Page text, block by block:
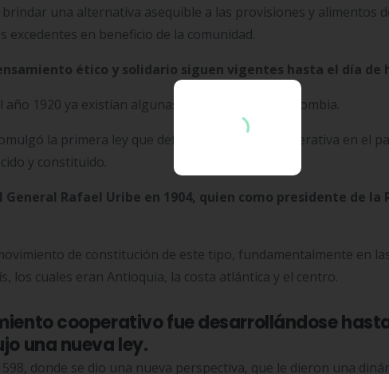
una alternativa asequible a las provisiones y alimentos
excedentes en beneficio de la comunidad.
ético y solidario siguen vigentes hasta el día de
1920 ya existían algunas cooperativas en Colombia.
la primera ley que definía la actividad cooperativa en el
y constituido.
Rafael Uribe en 1904, quien como presidente de la
de constitución de este tipo, fundamentalmente en
los cuales eran Antioquia, la costa atlántica y el centro.
cooperativo fue desarrollándose
una nueva ley.
donde se dio una nueva perspectiva, que le dieron una